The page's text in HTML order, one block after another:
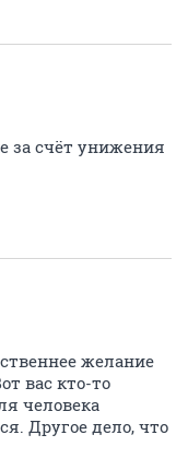
за счёт унижения
желание
вас кто-то
человека
Другое дело, что